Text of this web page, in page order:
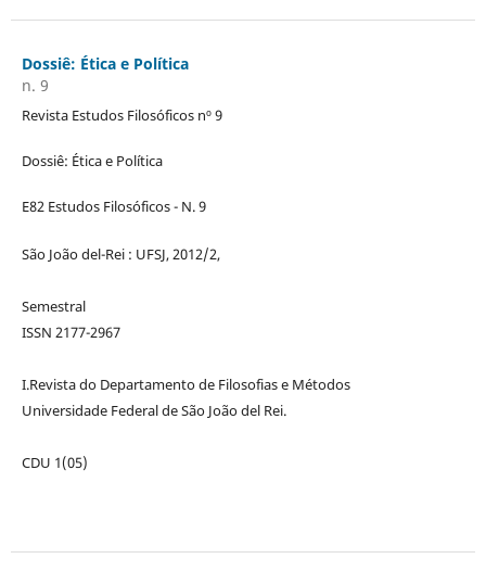
Dossiê: Ética e Política
n. 9
Revista Estudos Filosóficos nº 9
Dossiê: Ética e Política
E82 Estudos Filosóficos - N. 9
São João del-Rei : UFSJ, 2012/2,
Semestral
ISSN 2177-2967
I.Revista do Departamento de Filosofias e Métodos
Universidade Federal de São João del Rei.
CDU 1(05)